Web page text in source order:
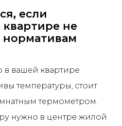
если
квартире не
нормативам
в вашей квартире
температуры, стоит
термометром.
нужно в центре жилой